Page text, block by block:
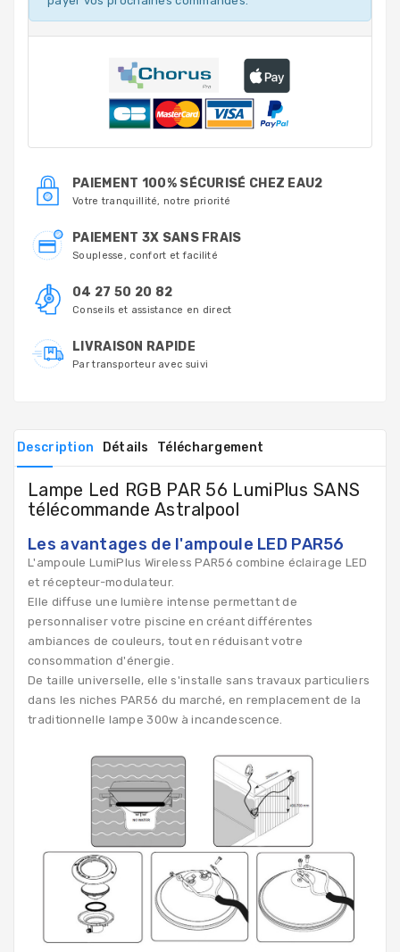
PAIEMENT 100% SÉCURISÉ CHEZ EAU2
Votre tranquillité, notre priorité
PAIEMENT 3X SANS FRAIS
Souplesse, confort et facilité
04 27 50 20 82
Conseils et assistance en direct
LIVRAISON RAPIDE
Par transporteur avec suivi
Description Détails Téléchargement
Lampe Led RGB PAR 56 LumiPlus SANS
télécommande Astralpool
Les avantages de l'ampoule LED PAR56
L'ampoule LumiPlus Wireless PAR56 combine éclairage LED
et récepteur-modulateur.
Elle diffuse une lumière intense permettant de
personnaliser votre piscine en créant différentes
ambiances de couleurs, tout en réduisant votre
consommation d'énergie.
De taille universelle, elle s'installe sans travaux particuliers
dans les niches PAR56 du marché, en remplacement de la
traditionnelle lampe 300w à incandescence.